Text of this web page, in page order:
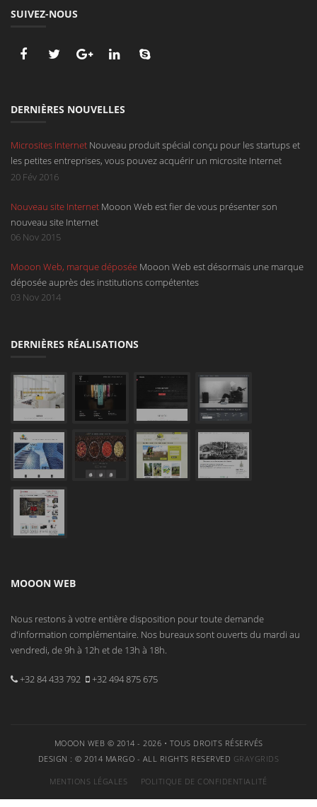
SUIVEZ-NOUS
DERNIÈRES NOUVELLES
Microsites Internet Nouveau produit spécial conçu pour les startups et
les petites entreprises, vous pouvez acquérir un microsite Internet
d'une page déroulante avec un design à la hauteur de votre service.
.be, en .com, en .net ou en .eu et une boîte mail.
20 Fév 2016
Nouveau site Internet Mooon Web est fier de vous présenter son
nouveau site Internet
06 Nov 2015
Mooon Web, marque déposée Mooon Web est désormais une marque
déposée auprès des institutions compétentes
03 Nov 2014
DERNIÈRES RÉALISATIONS
MOOON WEB
Nous restons à votre entière disposition pour toute demande
d'information complémentaire. Nos bureaux sont ouverts du mardi au
vendredi, de 9h à 12h et de 13h à 18h.
+32 84 433 792 +32 494 875 675
MOOON WEB © 2014 - 2026 • TOUS DROITS RÉSERVÉS
DESIGN : © 2014 MARGO - ALL RIGHTS RESERVED GRAYGRIDS
MENTIONS LÉGALES POLITIQUE DE CONFIDENTIALITÉ